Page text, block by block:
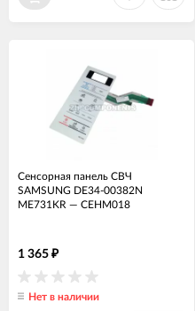
Сенсорная панель СВЧ
SAMSUNG DE34-00382N
ME731KR — СЕНМ018
1 365 ₽
Нет в наличии